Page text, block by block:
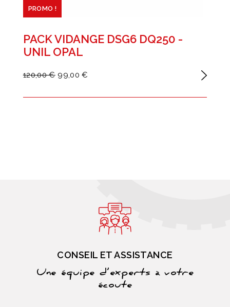
PROMO !
PACK VIDANGE DSG6 DQ250 -
UNIL OPAL
120,00 € 99,00 €
CONSEIL ET ASSISTANCE
Une équipe d’experts à votre
écoute